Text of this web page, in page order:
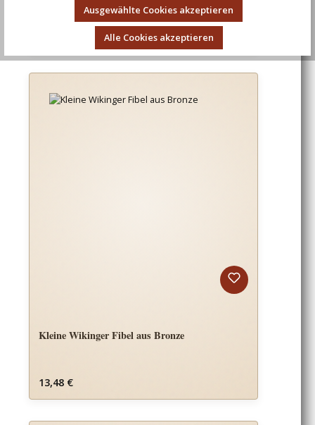
Regulärer Preis:
Kleine Wikinger Fibel aus Bronze
Regulärer Preis:
13,48 €
Ausgewählte Cookies akzeptieren
Alle Cookies akzeptieren